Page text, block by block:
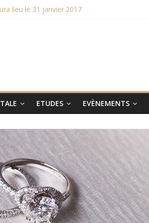
lieu le 31 janvier 2017
du monde 2015
smartphones Vertus
ETUDES EVÈNEMENTS